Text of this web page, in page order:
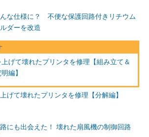
な仕様に？ 不便な保護回路付きリチウム
ダーを改造
げて壊れたプリンタを修理【組み立て＆
編】
げて壊れたプリンタを修理【分解編】
にも出会えた！ 壊れた扇風機の制御回路